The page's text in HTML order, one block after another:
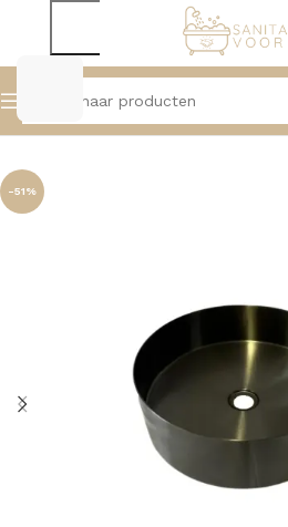
Home Wastafels Waskommen
-51%